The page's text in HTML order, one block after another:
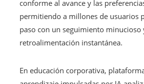
conforme al avance y las
permitiendo a millones de usuarios
paso con un seguimiento minucioso
retroalimentación instantánea.
En educación corporativa,